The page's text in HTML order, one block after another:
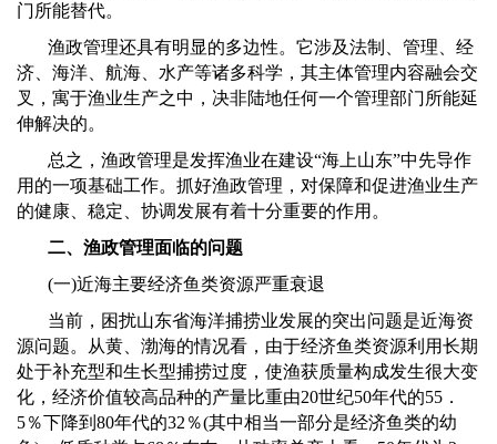
门所能替代。
渔政管理还具有明显的多边性。它涉及法制、管理、经
济、海洋、航海、水产等诸多科学，其主体管理内容融会交
叉，寓于渔业生产之中，决非陆地任何一个管理部门所能延
伸解决的。
总之，渔政管理是发挥渔业在建设“海上山东”中先导作
用的一项基础工作。抓好渔政管理，对保障和促进渔业生产
的健康、稳定、协调发展有着十分重要的作用。
二、渔政管理面临的问题
(一)近海主要经济鱼类资源严重衰退
当前，困扰山东省海洋捕捞业发展的突出问题是近海资
源问题。从黄、渤海的情况看，由于经济鱼类资源利用长期
处于补充型和生长型捕捞过度，使渔获质量构成发生很大变
化，经济价值较高品种的产量比重由20世纪50年代的55 ．
5％下降到 80年代的32 ％(其中相当一部分是经济鱼类的幼